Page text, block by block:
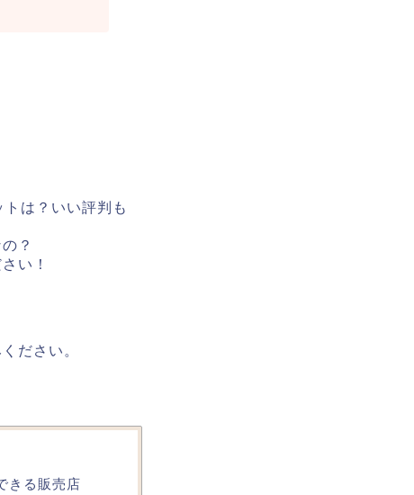
は？いい評判も
？
い！
ださい。
きる販売店